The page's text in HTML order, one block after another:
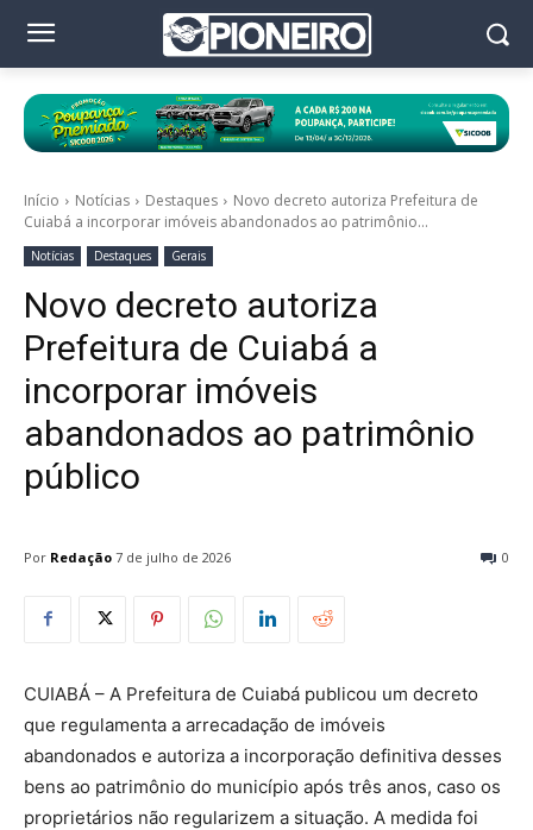
Início Notícias Destaques
Novo decreto autoriza Prefeitura de
Cuiabá a incorporar imóveis abandonados ao patrimônio...
Notícias Destaques Gerais
Novo decreto autoriza
Prefeitura de Cuiabá a
incorporar imóveis
abandonados ao patrimônio
público
Por Redação 0
7 de julho de 2026
CUIABÁ – A Prefeitura de Cuiabá publicou um decreto
que regulamenta a arrecadação de imóveis
abandonados e autoriza a incorporação definitiva desses
bens ao patrimônio do município após três anos, caso os
proprietários não regularizem a situação. A medida foi